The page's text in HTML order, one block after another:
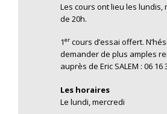
Les cours ont lieu les
de 20h.
1er cours d’essai offert.
demander de plus amples
auprès de Eric SALEM : 06 16
Les horaires
Le lundi, mercredi